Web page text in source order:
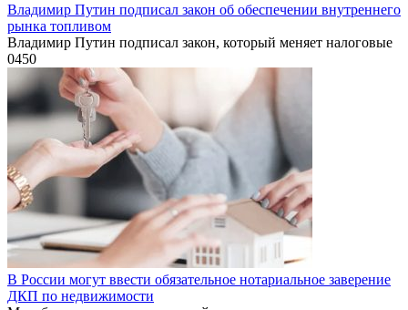
Владимир Путин подписал закон об обеспечении внутреннего
рынка топливом
Владимир Путин подписал закон, который меняет налоговые
0450
В России могут ввести обязательное нотариальное заверение
ДКП по недвижимости